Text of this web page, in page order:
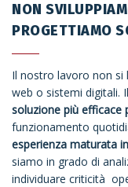
NON
PROGETTIAMO
Il nostro lavoro non si
web o sistemi digitali.
soluzione più efficace
funzionamento
esperienza maturata
siamo in grado di
individuare criticità